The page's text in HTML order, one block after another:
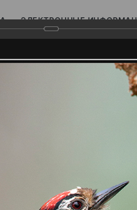
ЭЛЕКТРОННЫЕ
Поволжья